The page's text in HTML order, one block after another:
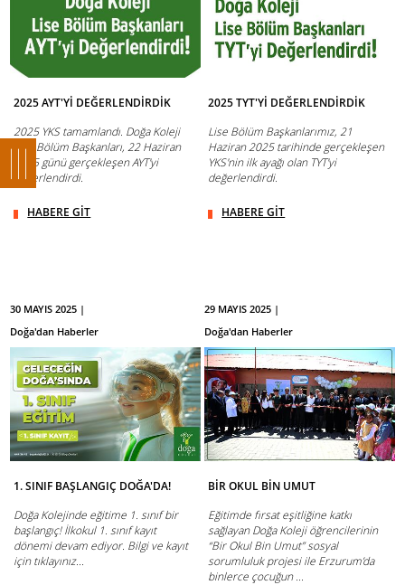
2025 AYT'Yİ DEĞERLENDİRDİK
2025 YKS tamamlandı. Doğa Koleji
Lise Bölüm Başkanları, 22 Haziran
2025 günü gerçekleşen AYT'yi
değerlendirdi.
HABERE GİT
2025 TYT'Yİ DEĞERLENDİRDİK
Lise Bölüm Başkanlarımız, 21
Haziran 2025 tarihinde gerçekleşen
YKS'nin ilk ayağı olan TYT'yi
değerlendirdi.
HABERE GİT
30 MAYIS 2025 |
Doğa'dan Haberler
1. SINIF BAŞLANGIÇ DOĞA'DA!
Doğa Kolejinde eğitime 1. sınıf bir
başlangıç! İlkokul 1. sınıf kayıt
dönemi devam ediyor. Bilgi ve kayıt
için tıklayınız...
29 MAYIS 2025 |
Doğa'dan Haberler
BİR OKUL BİN UMUT
Eğitimde fırsat eşitliğine katkı
sağlayan Doğa Koleji öğrencilerinin
“Bir Okul Bin Umut” sosyal
sorumluluk projesi ile Erzurum’da
binlerce çocuğun ...